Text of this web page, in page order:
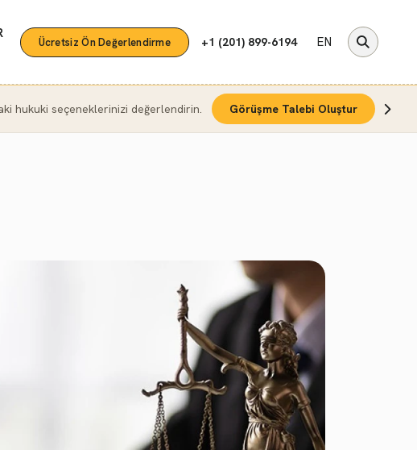
Ücretsiz Ön Değerlendirme +1 (201) 899-6194 EN
hukuki seçeneklerinizi değerlendirin. Görüşme Talebi Oluştur